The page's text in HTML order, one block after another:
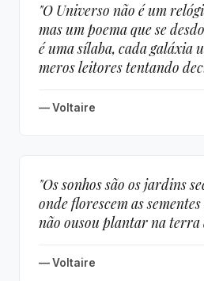
"O Universo não é um
mas um poema que se
é uma sílaba, cada galáxia
meros leitores tentando
— Voltaire
"Os sonhos são os jardins
onde florescem as
não ousou plantar na terra
— Voltaire